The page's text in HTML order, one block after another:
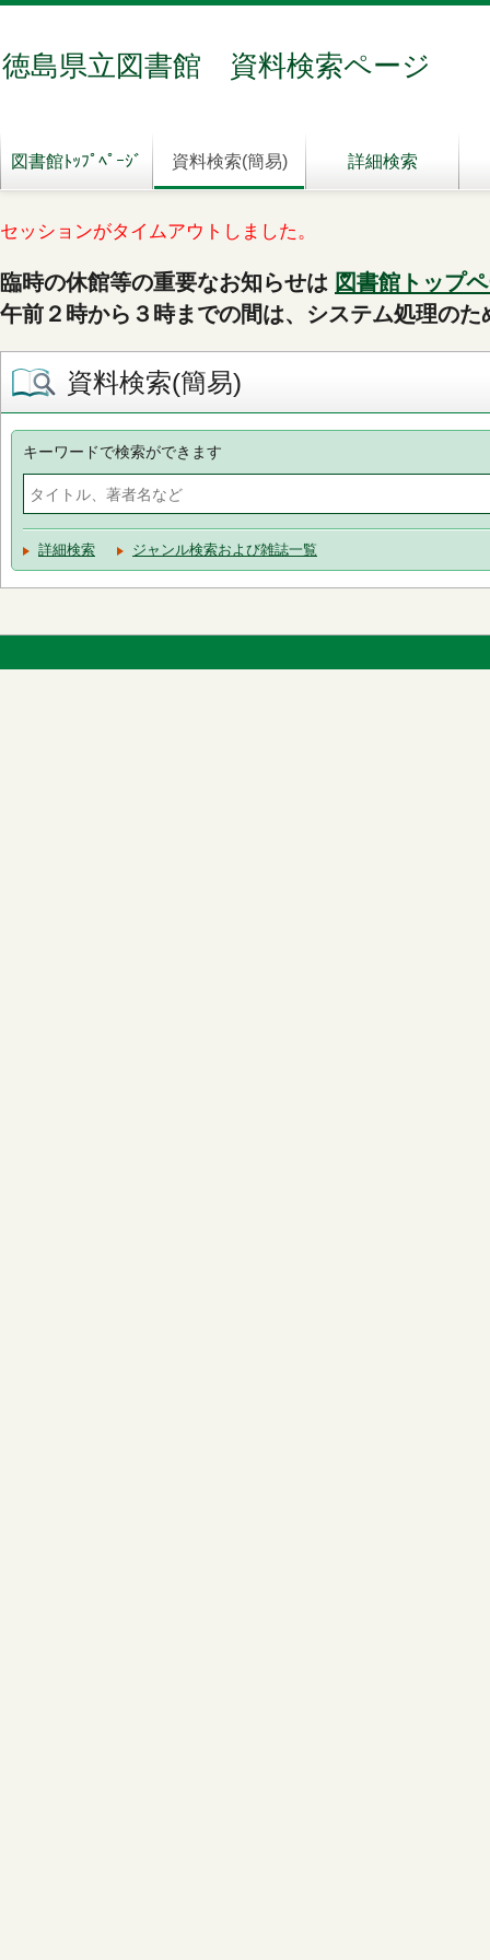
徳島県立図書館 資料検索ページ
図書館ﾄｯﾌﾟﾍﾟｰｼﾞ 資料検索(簡易) 詳細検索
セッションがタイムアウトしました。
臨時の休館等の重要なお知らせは 図書館トップ
午前２時から３時までの間は、システム処理の
資料検索(簡易)
キーワードで検索ができます
詳細検索 ジャンル検索および雑誌一覧